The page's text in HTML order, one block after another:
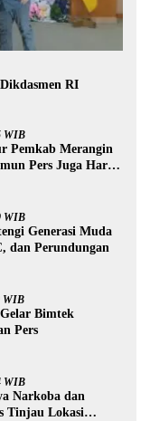
RI
WIB
Pemkab Merangin
Pers Juga Harus
WIB
Generasi Muda
dan Perundungan
WIB
Bimtek
Pers
WIB
Narkoba dan
Tinjau Lokasi